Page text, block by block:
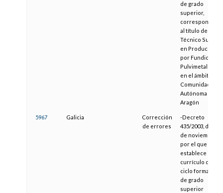
de grado
superior,
al título de
Técnico
en Producción
por Fundición y
Pulvimetalurgia
en el ámbito de
Comunidad
Autónoma de
Aragón
5967 Galicia
Corrección
de errores
-Decreto
435/2003, de 27
de noviembre,
por el que se
establece el
currículo del
ciclo formativo
de grado
superior